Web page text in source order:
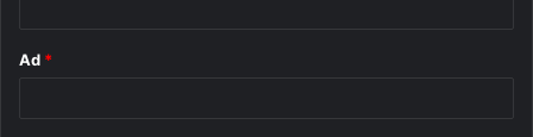
Ad *